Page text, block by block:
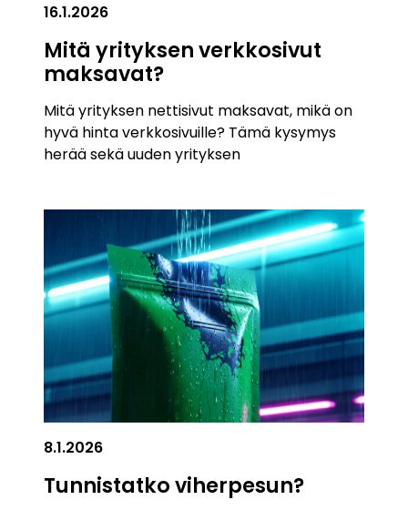
16.1.2026
Mitä yrityksen verkkosivut
maksavat?
Mitä yrityksen nettisivut maksavat, mikä on
hyvä hinta verkkosivuille? Tämä kysymys
herää sekä uuden yrityksen
8.1.2026
Tunnistatko viherpesun?